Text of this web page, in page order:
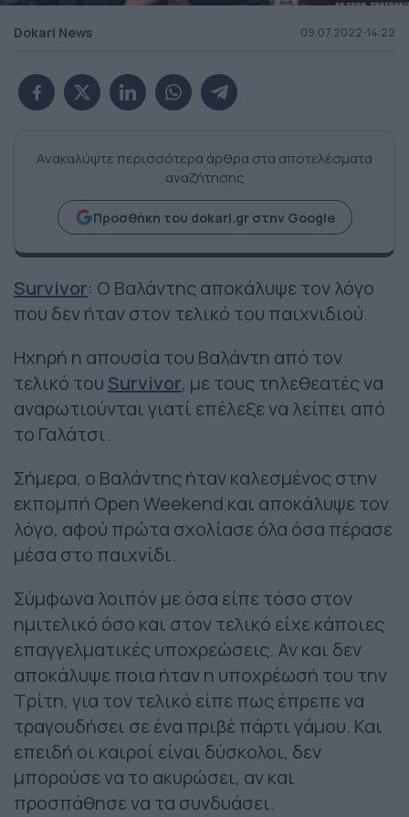
Dokari News 09.07.2022-14:22
Ανακαλύψτε περισσότερα άρθρα στα αποτελέσματα
αναζήτησης
Προσθήκη του dokari.gr στην Google
Survivor: Ο Βαλάντης αποκάλυψε τον λόγο
που δεν ήταν στον τελικό του παιχνιδιού.
Ηχηρή η απουσία του Βαλάντη από τον
τελικό του Survivor, με τους τηλεθεατές να
αναρωτιούνται γιατί επέλεξε να λείπει από
το Γαλάτσι.
Σήμερα, ο Βαλάντης ήταν καλεσμένος στην
εκπομπή Open Weekend και αποκάλυψε τον
λόγο, αφού πρώτα σχολίασε όλα όσα πέρασε
μέσα στο παιχνίδι.
Σύμφωνα λοιπόν με όσα είπε τόσο στον
ημιτελικό όσο και στον τελικό είχε κάποιες
επαγγελματικές υποχρεώσεις. Αν και δεν
αποκάλυψε ποια ήταν η υποχρέωσή του την
Τρίτη, για τον τελικό είπε πως έπρεπε να
τραγουδήσει σε ένα πριβέ πάρτι γάμου. Και
επειδή οι καιροί είναι δύσκολοι, δεν
μπορούσε να το ακυρώσει, αν και
προσπάθησε να τα συνδυάσει.